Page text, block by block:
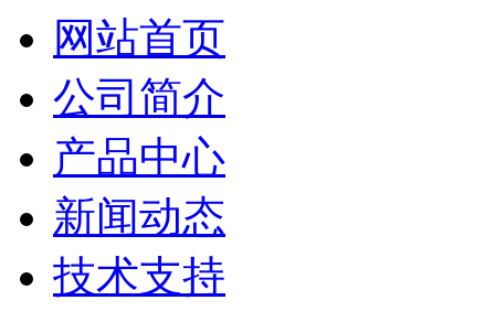
网站首页
公司简介
产品中心
新闻动态
技术支持